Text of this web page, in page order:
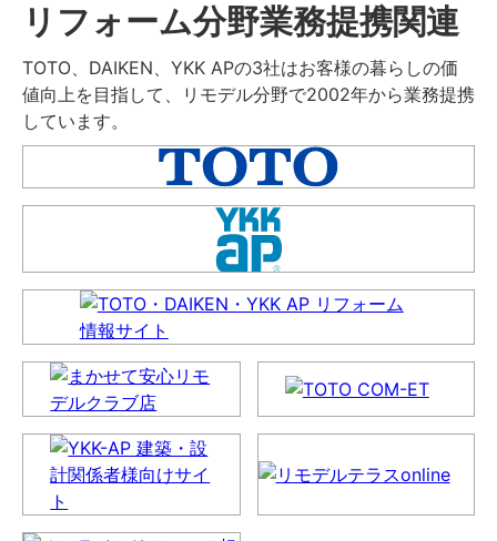
リフォーム分野業務提携関連
TOTO、DAIKEN、YKK APの3社はお客様の暮らしの価
値向上を目指して、リモデル分野で2002年から業務提携
しています。